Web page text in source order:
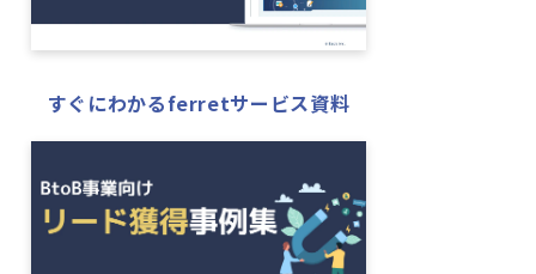
すぐにわかるferretサービス資料